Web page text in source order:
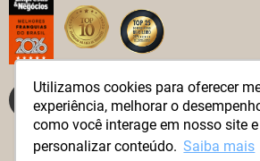
Utilizamos cookies para oferecer
experiência, melhorar o
como você interage em nosso site e
personalizar conteúdo. Saiba mais